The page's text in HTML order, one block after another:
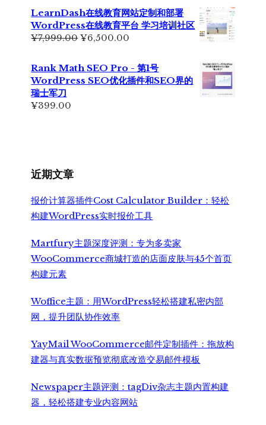
为：
¥699.00。
价
格
为：
¥499.00。
LearnDash在线教育网站定制和部署
WordPress在线教育平台 学习培训社区
¥7,999.00原
为：
¥7,999.00。
¥6,500.00
格
为：
Rank Math SEO Pro - 第1号
WordPress SEO优化插件和SEO界的
瑞士军刀
¥399.00
近期文章
报价计算器插件Cost Calculator Builder：轻松
构建WordPress实时报价工具
Martfury主题深度评测：专为多卖家
WooCommerce商城打造的店面皮肤与45个首页
构建元素
Woffice主题：用WordPress轻松搭建私密内部
网，提升团队协作效率
YayMail WooCommerce邮件定制插件：拖放构
建器与真实数据预览彻底改造交易邮件模板
Newspaper主题评测：tagDiv杂志主题内置构建
器，轻松搭建专业内容网站